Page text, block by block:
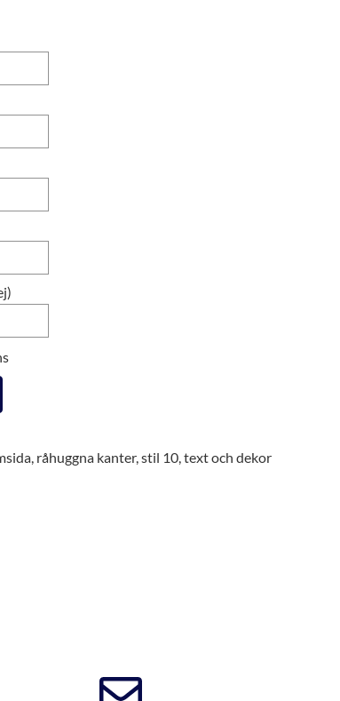
råhuggna kanter, stil 10, text och dekor